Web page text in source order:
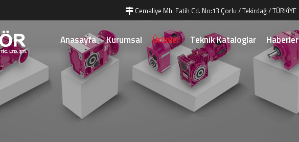
Cemaliye Mh. Fatih Cd. No:13 Çorlu / Tekirdağ / TÜRKİYE
Anasayfa Kurumsal Ürünler Teknik Kataloglar Haberler